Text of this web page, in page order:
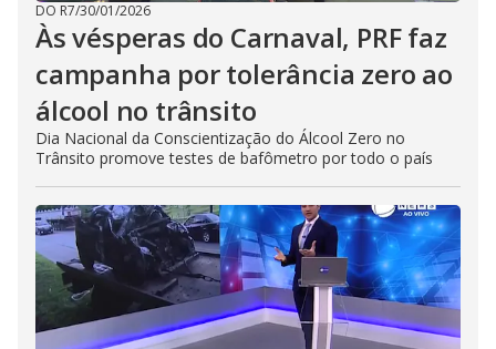
DO R7/30/01/2026
Às vésperas do Carnaval, PRF faz
campanha por tolerância zero ao
álcool no trânsito
Dia Nacional da Conscientização do Álcool Zero no
Trânsito promove testes de bafômetro por todo o país